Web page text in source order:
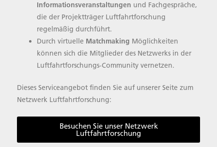
Informationsveranstaltungen und Fachgespräche,
die der Projektträger Luftfahrtforschung
regelmäßig durchführt.
Durch virtuelle Matchmaking Möglichkeiten
können sich die Mitglieder des Netzwerks in der
Luftfahrtforschungs-Community vernetzen.
Dieses Serviceangebot finden Sie auf unserer Seite zum
Netzwerk Luftfahrtforschung:
Besuchen Sie unser Netzwerk
Luftfahrtforschung